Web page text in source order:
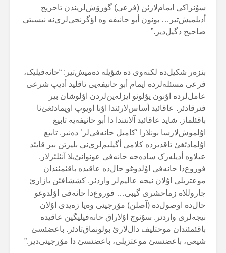
سۇنراکی ایمام‌لارئن (فرعی) گؤرۆش‌لریندن تاحریج
أدیلمیش‌تیر… بونون أبو حانیفە وە اؤگرنجی‌لری‌نە نیسبتی
صاحیح دگیل‌دیر.”
بنزەر شکیل‌دە لکنەوی دە شؤیلە دەمیش‌تیر: “حانەفیلیک،
فرعی مسئلەلردە ایمام أبو حانیفەیی تاقلید أدیپ شرعی
عامل‌لردە اۇنون یۇلونو ایزلەین‌لردن اۇلوشان بیر
فئرقادئر. عاقائید أساس‌لارئندا اۇنا اویوپ اویمادئغئ‌نا
باقئلماز. شاید عاقائید آلانئندا دا أبو حانیفەیە تابیع
اۇلموش‌لارسا بونلارا ‘کامیل حانەفی‌لر’ دەنیر. تابیع
اۇلمادئغئ تاقدیردە کلامی أگیلیم‌لری‌نی بلیرتن بیر قایئد
عیلاوە أدیلەرک سادەجە حانەفی عونوانئ‌یلا آنئلئرلار.
فوروع‌دا حانەفی اۇلدوغو حال‌دە عاقیدە باقئمئندان
موعتزیلی اۇلان نیجە عالیم‌لر واردئر. کششافئن یازارئ
جاروللاە زماحشری گیبی… فوروع‌دا حانەفی اۇلدوغو
حال‌دە اوصول‌دە (آصلن) مۆرجیئی وەیا زەیدی اۇلان
نیجەلری واردئر. سۇنوچ اۇلاراق حانەفیلیگین عاقیدە
باقئمئندان موحتلیف دال‌لارئ بولونماق‌تادئر. باعضئسئ
شیعی، باعضئسئ موعتزیلی، باعضئسئ دا مۆرجیئی‌دیر.”